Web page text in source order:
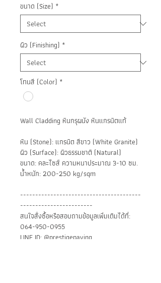
ขนาด (Size) *
ผิว (Finishing) *
โทนสี (Color) *
Wall Cladding หินกรุผนัง หินแกรนิตแท้
หิน (Stone): แกรนิต สีขาว (White Granite)
ผิว (Surface): ผิวธรรมชาติ (Natural)
ขนาด: คละไซส์ ความหนาประมาณ 3-10 ซม.
น้ำหนัก: 200-250 kg/sqm
----------------------------------------
------------------------
สนใจสั่งซื้อหรือสอบถามข้อมูลเพิ่มเติมได้ที่:
064-950-0955
LINE ID: @prestigepaving